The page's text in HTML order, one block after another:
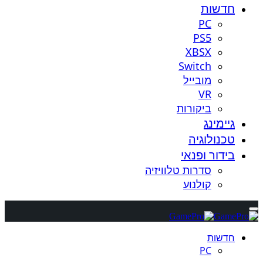
חדשות
PC
PS5
XBSX
Switch
מובייל
VR
ביקורות
גיימינג
טכנולוגיה
בידור ופנאי
סדרות טלוויזיה
קולנוע
חדשות
PC